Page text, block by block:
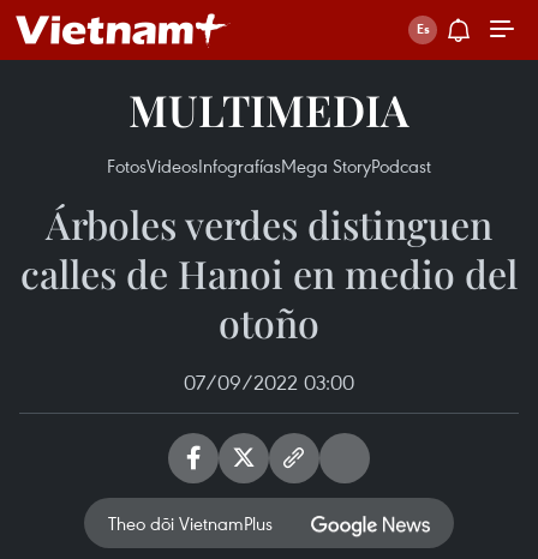
MULTIMEDIA
FotosVideosInfografíasMega StoryPodcast
Árboles verdes distinguen
calles de Hanoi en medio del
otoño
07/09/2022 03:00
Theo dõi VietnamPlus